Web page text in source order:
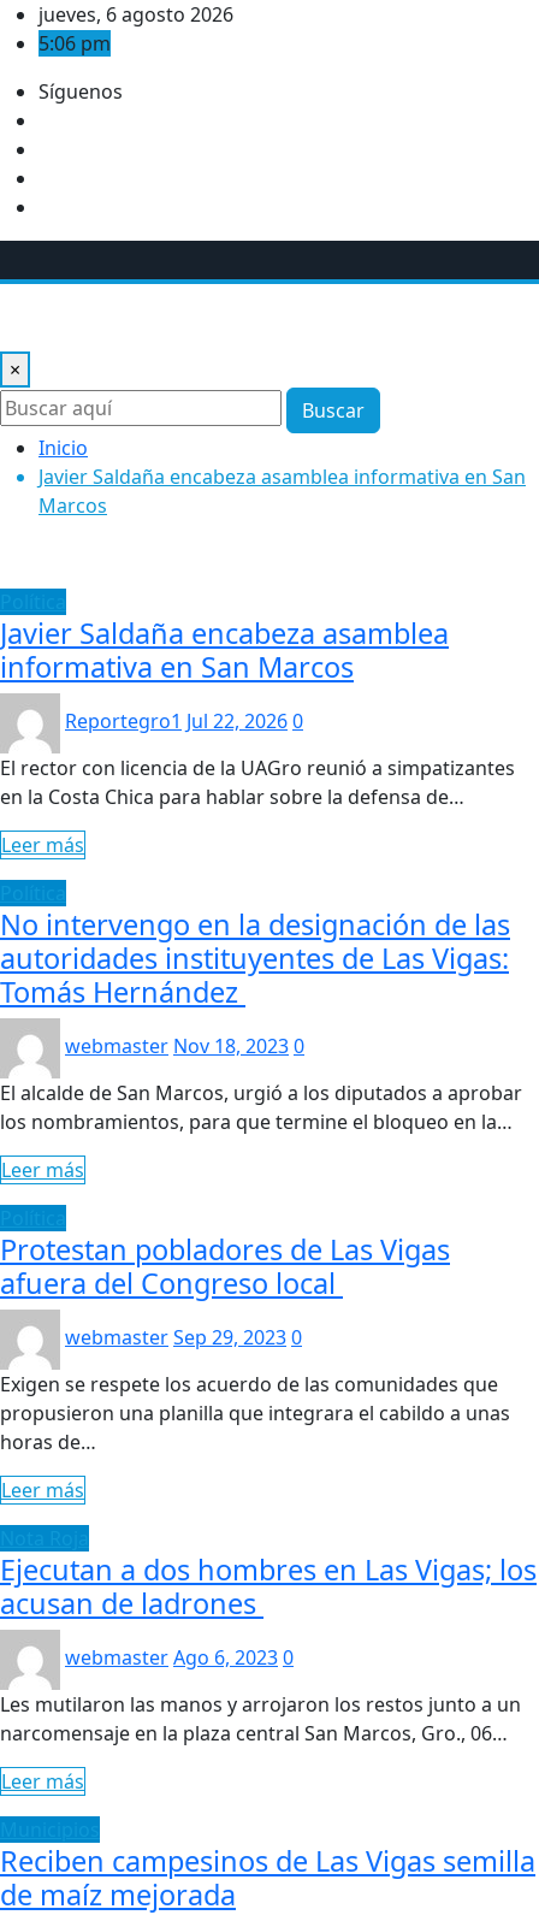
Saltarjueves, 6 agosto 2026
5:06 pm
Síguenos
×
Buscar
Inicio
Javier Saldaña encabeza asamblea informativa en San
Marcos
Javier Saldaña encabeza asamblea
informativa en San Marcos
Reportegro1 Jul 22, 20260
El rector con licencia de la UAGro reunió a simpatizantes
en la Costa Chica para hablar sobre la defensa de…
Leer más
No intervengo en la designación de las
autoridades instituyentes de Las Vigas:
Tomás Hernández
webmaster Nov 18, 20230
El alcalde de San Marcos, urgió a los diputados a aprobar
los nombramientos, para que termine el bloqueo en la…
Leer más
Protestan pobladores de Las Vigas
afuera del Congreso local
webmasterSep 29, 20230
Exigen se respete los acuerdo de las comunidades que
propusieron una planilla que integrara el cabildo a unas
horas de…
Leer más
Ejecutan a dos hombres en Las Vigas; los
acusan de ladrones
webmasterAgo 6, 20230
Les mutilaron las manos y arrojaron los restos junto a un
narcomensaje en la plaza central San Marcos, Gro., 06…
Leer más
Reciben campesinos de Las Vigas semilla
de maíz mejorada